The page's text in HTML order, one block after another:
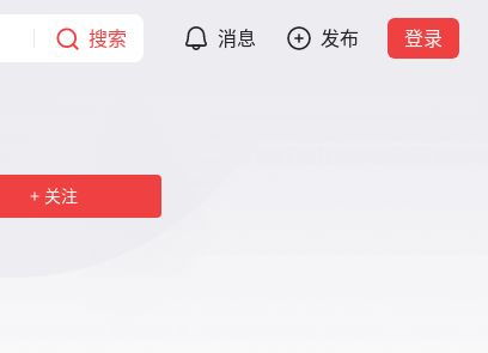
搜索 消息 发布 登录
关注